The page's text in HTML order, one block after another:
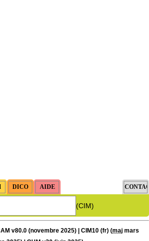
(CIM)
v80.0 (novembre 2025) | CIM10 (fr) (maj mars